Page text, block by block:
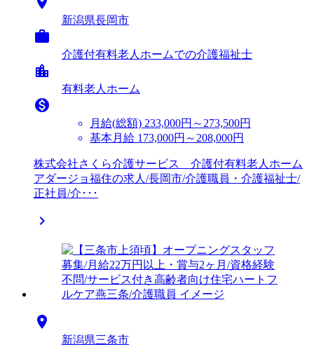
新潟県長岡市

介護付有料老人ホームでの介護福祉士
location_city
有料老人ホーム

月給(総額) 233,000円～273,500円
基本月給 173,000円～208,000円
株式会社さくら介護サービス 介護付有料老人ホーム
アダージョ福住の求人/長岡市/介護職員・介護福祉士/
正社員/介･･･


新潟県三条市